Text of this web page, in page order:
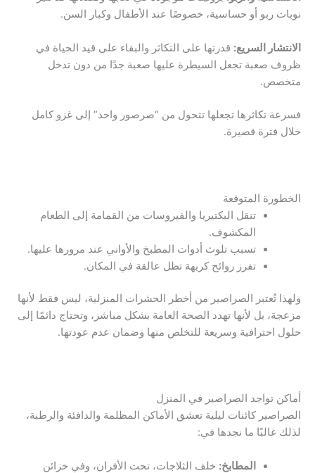
نوبات ربو أو حساسية، خصوصًا عند الأطفال وكبار السن.
الانتشار السريع: قدرتها على التكاثر والبقاء على قيد الحياة في
ظروف صعبة تجعل السيطرة عليها صعبة جدًا من دون تدخل
متخصص.
فسرعة تكاثرها تجعلها تتحول من “صرصور واحد” إلى غزو كامل
خلال فترة قصيرة.
الخطورة المتوقعة
تنقل البكتيريا والفيروسات من القمامة إلى الطعام
المكشوف.
تسبب تلوث أدوات المطبخ والأواني عند مرورها عليها.
تفرز روائح كريهة تظل عالقة في المكان.
ولهذا تُعتبر الصراصير من أخطر الحشرات المنزلية، ليس فقط لأنها
مزعجة، بل لأنها تهدد الصحة العامة بشكل مباشر، وتحتاج دائمًا إلى
حلول احترافية وسريعة للتخلص منها وضمان عدم عودتها.
أماكن تواجد الصراصير في المنزل
الصراصير كائنات ليلية تعشق الأماكن المظلمة والدافئة والرطبة،
لذلك غالبًا ما نجدها في:
المطابخ: خلف الثلاجات، تحت الأفران، وفي خزائن